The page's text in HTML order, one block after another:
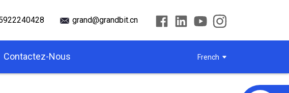
grand@grandbit.cn
Contactez-Nous French